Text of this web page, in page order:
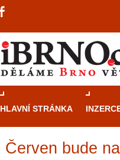
HLAVNÍ STRÁNKA
Červen bude